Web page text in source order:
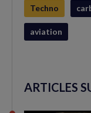
Techno
aviation
ARTICLES